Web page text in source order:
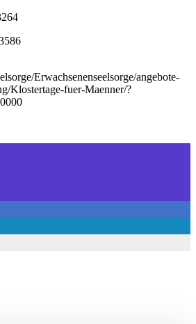
Erwachsenenseelsorge/angebote-
Klostertage-fuer-Maenner/?